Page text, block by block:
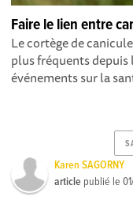
Faire le lien entre
Le cortège de
plus fréquents depuis
événements sur la
Karen SAGORNY
article publié le